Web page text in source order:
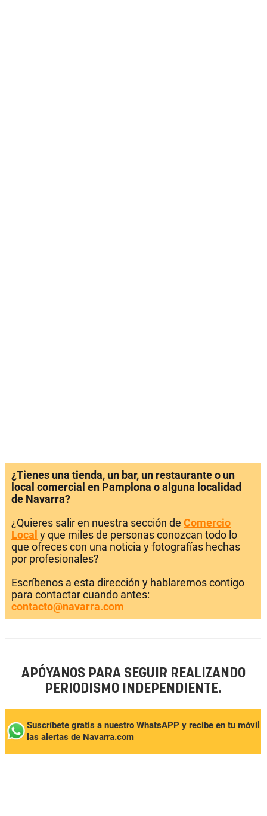
¿Tienes una tienda, un bar, un restaurante o un
local comercial en Pamplona o alguna localidad
de Navarra?
¿Quieres salir en nuestra sección de Comercio
Local y que miles de personas conozcan todo lo
que ofreces con una noticia y fotografías hechas
por profesionales?
Escríbenos a esta dirección y hablaremos contigo
para contactar cuando antes:
contacto@navarra.com
APÓYANOS PARA SEGUIR REALIZANDO
PERIODISMO INDEPENDIENTE.
Suscríbete gratis a nuestro WhatsAPP y recibe en tu móvil
las alertas de Navarra.com